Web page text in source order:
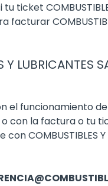
LUBRICANTES
el funcionamiento
o con la factura o
Y